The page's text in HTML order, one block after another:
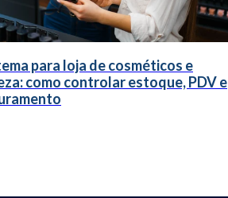
para loja de cosméticos e
como controlar estoque, PDV e